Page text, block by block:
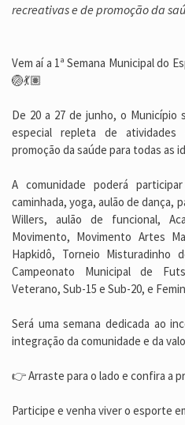
recreativas e de promoção da
Vem aí a 1ª Semana Municipal do
🏐💃🏽
De 20 a 27 de junho, o Município
especial repleta de
promoção da saúde para todas as
A comunidade poderá
caminhada, yoga, aulão de dança,
Willers, aulão de funcional,
Movimento, Movimento Artes
Hapkidô, Torneio Misturadinho
Campeonato Municipal de
Veterano, Sub-15 e Sub-20, e
Será uma semana dedicada ao
integração da comunidade e da
👉 Arraste para o lado e confira a
Participe e venha viver o esporte